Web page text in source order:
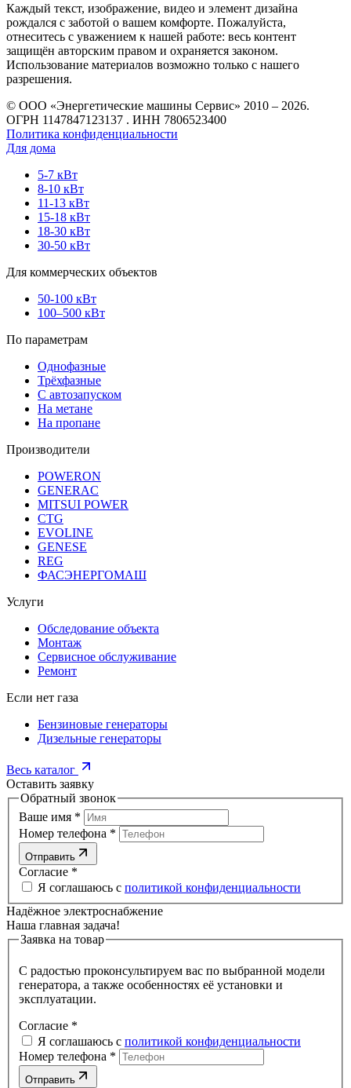
Каждый текст, изображение, видео и элемент дизайна
рождался с заботой о вашем комфорте. Пожалуйста,
отнеситесь с уважением к нашей работе: весь контент
защищён авторским правом и охраняется законом.
Использование материалов возможно только с нашего
разрешения.
© ООО «Энергетические машины Сервис» 2010 – 2026.
ОГРН 1147847123137 . ИНН 7806523400
Политика конфиденциальности
Для дома
5-7 кВт
8-10 кВт
11-13 кВт
15-18 кВт
18-30 кВт
30-50 кВт
Для коммерческих объектов
50-100 кВт
100–500 кВт
По параметрам
Однофазные
Трёхфазные
С автозапуском
На метане
На пропане
Производители
POWERON
GENERAC
MITSUI POWER
CTG
EVOLINE
GENESE
REG
ФАСЭНЕРГОМАШ
Услуги
Обследование объекта
Монтаж
Сервисное обслуживание
Ремонт
Если нет газа
Бензиновые генераторы
Дизельные генераторы
Весь каталог
Оставить заявку
Обратный звонок
Ваше имя *
Номер телефона *
Отправить
Согласие *
Я соглашаюсь с политикой конфиденциальности
Надёжное электроснабжение
Наша главная задача!
Заявка на товар
С радостью проконсультируем вас по выбранной модели
генератора, а также особенностях её установки и
эксплуатации.
Согласие *
Я соглашаюсь с политикой конфиденциальности
Номер телефона *
Отправить